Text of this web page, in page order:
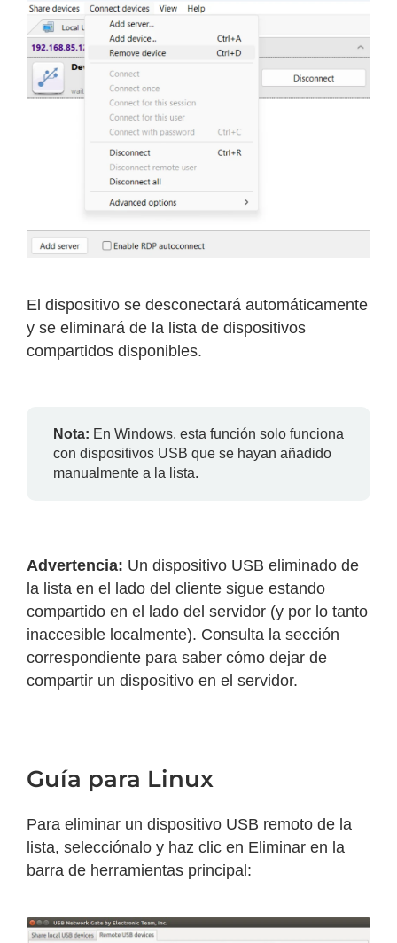
El dispositivo se desconectará automáticamente
y se eliminará de la lista de dispositivos
compartidos disponibles.
Nota: En Windows, esta función solo funciona
con dispositivos USB que se hayan añadido
manualmente a la lista.
Advertencia: Un dispositivo USB eliminado de
la lista en el lado del cliente sigue estando
compartido en el lado del servidor (y por lo tanto
inaccesible localmente). Consulta la sección
correspondiente para saber cómo dejar de
compartir un dispositivo en el servidor.
Guía para Linux
Para eliminar un dispositivo USB remoto de la
lista, selecciónalo y haz clic en Eliminar en la
barra de herramientas principal: